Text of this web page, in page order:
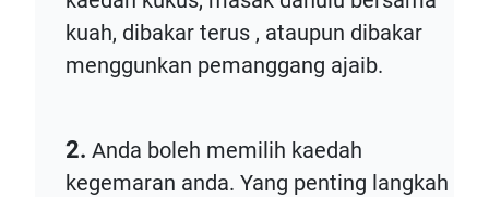
kuah, dibakar terus , ataupun dibakar
menggunkan pemanggang ajaib.
2. Anda boleh memilih kaedah
kegemaran anda. Yang penting langkah